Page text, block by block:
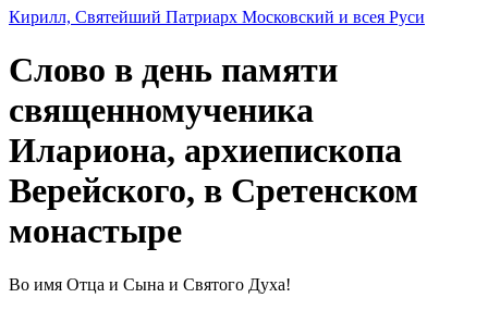
Кирилл, Святейший Патриарх Московский и всея Руси
Слово в день памяти
священномученика
Илариона, архиепископа
Верейского, в Сретенском
монастыре
Во имя Отца и Сына и Святого Духа!